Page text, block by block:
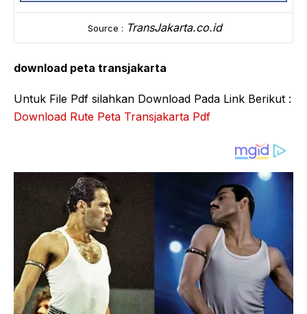
Source : TransJakarta.co.id
download peta transjakarta
Untuk File Pdf silahkan Download Pada Link Berikut :
Download Rute Peta Transjakarta Pdf